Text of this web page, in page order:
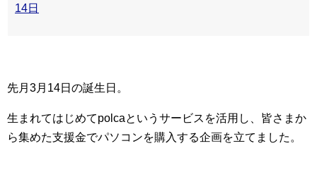
14日
先月3月14日の誕生日。
生まれてはじめてpolcaというサービスを活用し、皆さまか
ら集めた支援金でパソコンを購入する企画を立てました。